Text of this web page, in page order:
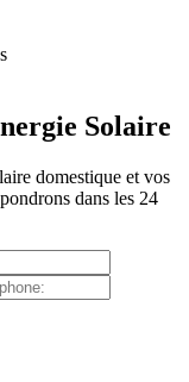
Solaire
domestique et vos
dans les 24